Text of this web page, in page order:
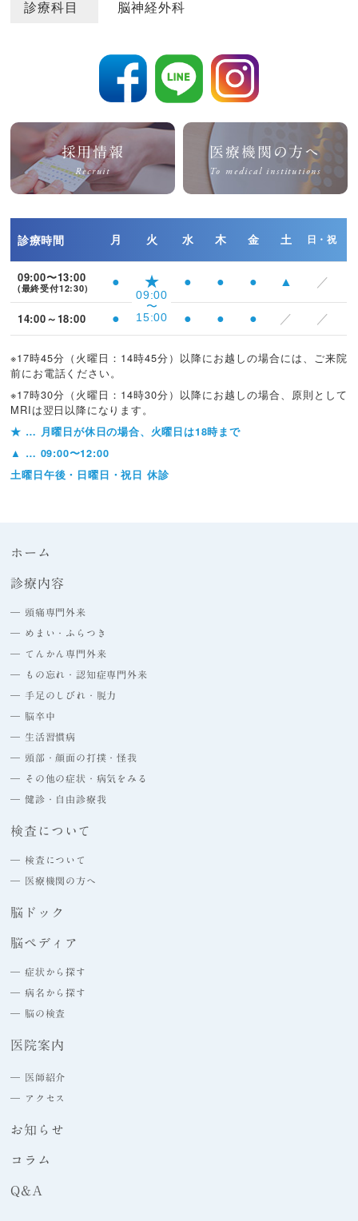
診療科目 脳神経外科
採用情報
Recruit
医療機関の方へ
To medical institutions
診療時間 月 火 水 木 金 土 日・祝
09:00〜13:00
(最終受付12:30) ● ★
09:00
〜
15:00
● ● ● ▲ ／
14:00～18:00 ● ● ● ● ／ ／
※17時45分（火曜日：14時45分）以降にお越しの場合には、 ご来院
前にお電話ください。
※17時30分（火曜日：14時30分）以降にお越しの場合、 原則として
MRIは翌日以降になります。
★ … 月曜日が休日の場合、火曜日は18時まで
▲ … 09:00〜12:00
土曜日午後・日曜日・祝日 休診
ホーム
診療内容
― 頭痛専門外来
― めまい・ふらつき
― てんかん専門外来
― もの忘れ・認知症専門外来
― 手足のしびれ・脱力
― 脳卒中
― 生活習慣病
― 頭部・顔面の打撲・怪我
― その他の症状・病気をみる
― 健診・自由診療我
検査について
― 検査について
― 医療機関の方へ
脳ドック
脳ペディア
― 症状から探す
― 病名から探す
― 脳の検査
医院案内
― 医師紹介
― アクセス
お知らせ
コラム
Q&A